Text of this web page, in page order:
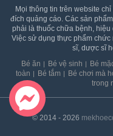
Thông tin chi tiết sản
Tên sản phẩm: Nước
Hãng sản xuất:
Quy cách đóng gói:
Mọi thông tin trên website
đích quảng cáo. Các sản
phải là thuốc chữa bệnh,
Việc sử dụng thực phẩm
sĩ, dược sĩ
Bé ăn
Bé vệ sinh Bé
toàn
Bé tắm Bé chơi mà
trong
© 2014 - 2026